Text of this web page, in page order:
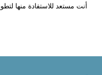
أنت مستعد للاستفادة منها